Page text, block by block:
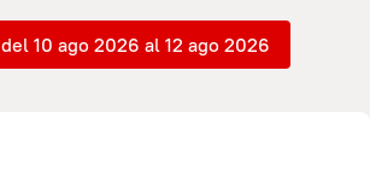
10 ago 2026 al 12 ago 2026